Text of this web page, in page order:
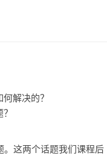
解决的？
这两个话题我们课程后